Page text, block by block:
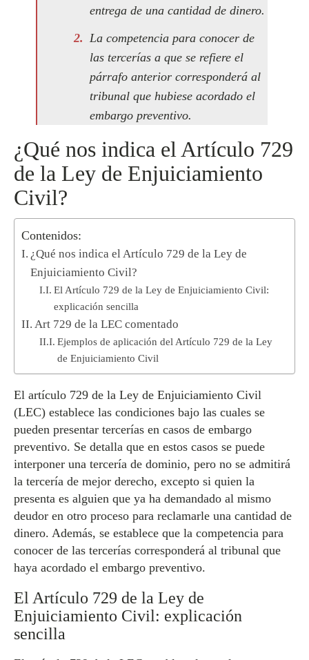
entrega de una cantidad de dinero.
La competencia para conocer de
las tercerías a que se refiere el
párrafo anterior corresponderá al
tribunal que hubiese acordado el
embargo preventivo.
¿Qué nos indica el Artículo 729
de la Ley de Enjuiciamiento
Civil?
Contenidos:
¿Qué nos indica el Artículo 729 de la Ley de
Enjuiciamiento Civil?
El Artículo 729 de la Ley de Enjuiciamiento Civil:
explicación sencilla
Art 729 de la LEC comentado
Ejemplos de aplicación del Artículo 729 de la Ley
de Enjuiciamiento Civil
El artículo 729 de la Ley de Enjuiciamiento Civil
(LEC) establece las condiciones bajo las cuales se
pueden presentar tercerías en casos de embargo
preventivo. Se detalla que en estos casos se puede
interponer una tercería de dominio, pero no se admitirá
la tercería de mejor derecho, excepto si quien la
presenta es alguien que ya ha demandado al mismo
deudor en otro proceso para reclamarle una cantidad de
dinero. Además, se establece que la competencia para
conocer de las tercerías corresponderá al tribunal que
haya acordado el embargo preventivo.
El Artículo 729 de la Ley de
Enjuiciamiento Civil: explicación
sencilla